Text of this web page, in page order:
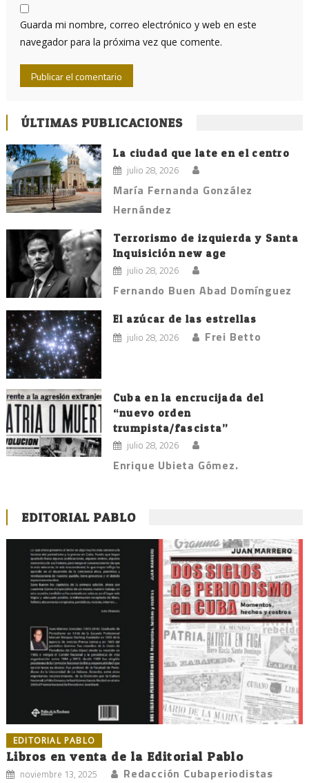
Guarda mi nombre, correo electrónico y web en este
navegador para la próxima vez que comente.
ÚLTIMAS PUBLICACIONES
La ciudad que late en el centro
julio 28, 2026
María Fernanda González
Hernández
Terrorismo de izquierda y Santa
Inquisición new age
julio 28, 2026
Fernando Buen Abad Domínguez
El azúcar de las estrellas
julio 28, 2026 Frei Betto
Cuba en la encrucijada del
“nuevo orden
trumpista/fascista”
julio 28, 2026
Enrique Ubieta Gómez.
EDITORIAL PABLO
EDITORIAL PABLO
Libros en venta de la Editorial Pablo
noviembre 13, 2025 Redacción Cubaperiodistas